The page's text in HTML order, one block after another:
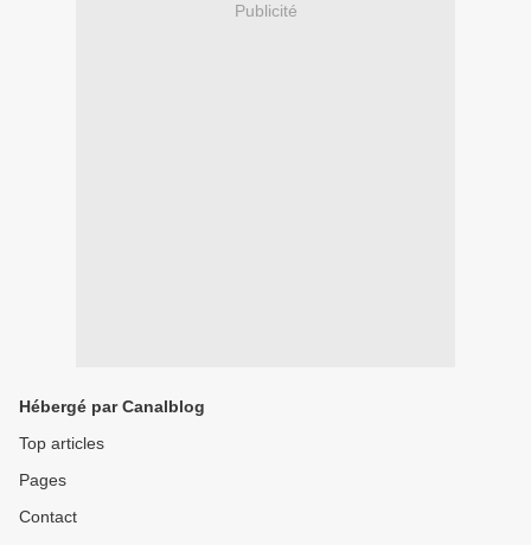
Publicité
Hébergé par Canalblog
Top articles
Pages
Contact